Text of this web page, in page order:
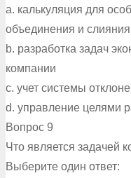
a. калькуляция для
объединения и
b. разработка задач
компании
c. учет системы
d. управление целями
Вопрос 9
Что является задачей
Выберите один ответ: